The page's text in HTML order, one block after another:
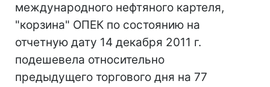
международного нефтяного картеля,
"корзина" ОПЕК по состоянию на
отчетную дату 14 декабря 2011 г.
подешевела относительно
предыдущего торгового дня на 77